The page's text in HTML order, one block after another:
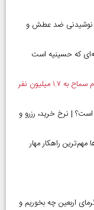
نوشیدنی ضد عطش و
که حسینیه است
آغاز رسمی برنامه‌های اربعین ۱۴۰۵ در مرز‌ها | ثبت‌نام سماح به ۱.۷ میلیون نفر
زهرا (س) در سال ۱۴۰۵ چقدر است؟ | نرخ خرید، رزرو و
راهکار مهار
برای زائران اربعین ۱۴۰۵ | در گرمای اربعین چه بخوریم و